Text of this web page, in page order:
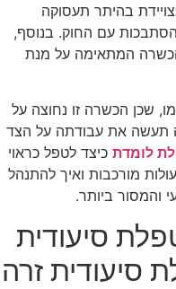
בהיתר תעסוקה
עם החוק. בנוסף,
המתאימה על מנת
שכן הכשרה זו נחוצה על
תעשה את עבודתה על הצד
לומדת כיצד לטפל כראוי
מורכבות ואיך להתנהל
והמסור ביותר.
סיעודית
סיעודית זרה